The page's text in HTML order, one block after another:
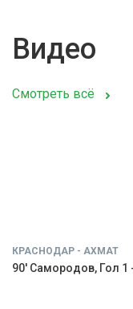
Видео
Смотреть всё
КРАСНОДАР - АХМАТ
90' Самородов, Гол 1